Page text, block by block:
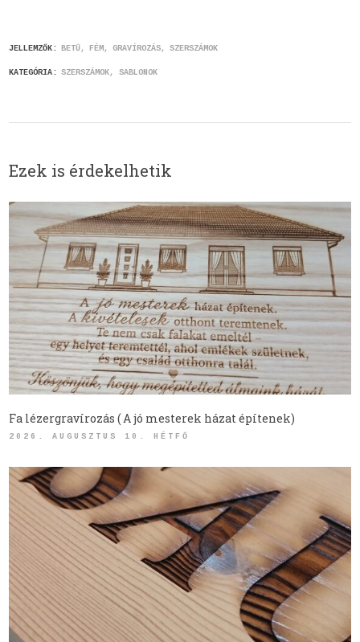
JELLEMZŐK: BETŰ FÉM GRAVÍROZÁS SZERSZÁMOK
KATEGÓRIA: SZERSZÁMOK, SABLONOK
Ezek is érdekelhetik
Fa lézergravírozás ( A jó mesterek házat építenek)
2026. AUGUSZTUS 10. HÉTFŐ